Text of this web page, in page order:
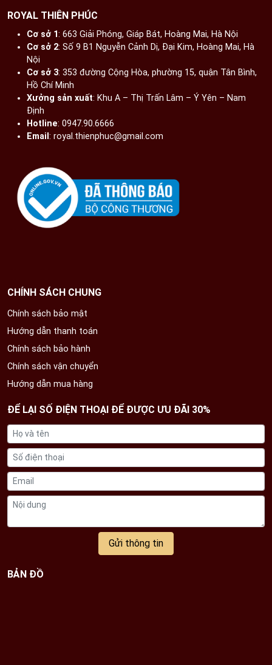
Khi thắp hương mong cầu điều gì thì gia chủ cần
phải thắp 3 nén và cắm từng nén theo hàng ngang
Vào ngày tuần, ngày rằm,... gia chủ cần thắp 5 nén
hương và hãy cắm theo hình chữ thập
Mỗi lần thắp hương đều cần phải là số lẻ. Bởi số lẻ
đại diện cho tính dương và cũng là cách thể hiện
lòng thành kính của người trần đối với tổ tiên.
Gia chủ nên chọn những loại hương cuốn tàn để giữ
lại được tàn hương sau khi hương cháy hết. Bởi điều
này sẽ làm bát hương trông đẹp mắt, ấm cúng và
Những lễ vật cần thiết thắp hương 100 ngày sau khi bốc
bát hương
Gạo và muối: Hai nguyên liệu vô cùng cần thiết và
xem là nơi giữ lửa giúp mang tới sự ấm cúng và
vượng khí cho bàn thờ cũng như không gian thờ tự.
Hương: Gia chủ nên lựa chọn hương cuốn tàn và
Hoa thắp hương: Gia chủ luôn phải lựa chọn là hoa
tươi, tuyệt đối không được dùng hoa giả. Sau 1
ngày thắp hương hoặc khi hoa héo thì gia chủ phải
Quả: Gia chủ cũng chỉ được dùng quả tươi và tuyệt
đối không sử dụng cúng quả giả. Chọn những loại
quả có màu sắc đẹp, tươi mới. Đồng thời tránh chọn
quả bị dập, hỏng.
Tiền vàng mã, cau trầu và vôi trắng,...
ROYAL THIÊN PHÚC
Cơ sở 1: 663 Giải Phóng, Giáp Bát, Hoàng Mai, Hà Nội​
Cơ sở 2: Số 9 B1 Nguyễn Cảnh Dị, Đại Kim, Hoàng Mai, Hà
Nội​
Cơ sở 3: 353 đường Cộng Hòa, phường 15, quận Tân Bình,
Hồ Chí Minh
Xưởng sản xuất: Khu A – Thị Trấn Lâm – Ý Yên – Nam
Định​
Hotline: 0947.90.6666
Email : royal.thienphuc@gmail.com
CHÍNH SÁCH CHUNG
Chính sách bảo mật
Hướng dẫn thanh toán
Chính sách bảo hành
Chính sách vận chuyển
Hướng dẫn mua hàng
ĐỂ LẠI SỐ ĐIỆN THOẠI ĐỂ ĐƯỢC ƯU ĐÃI 30%
Gửi thông tin
BẢN ĐỒ